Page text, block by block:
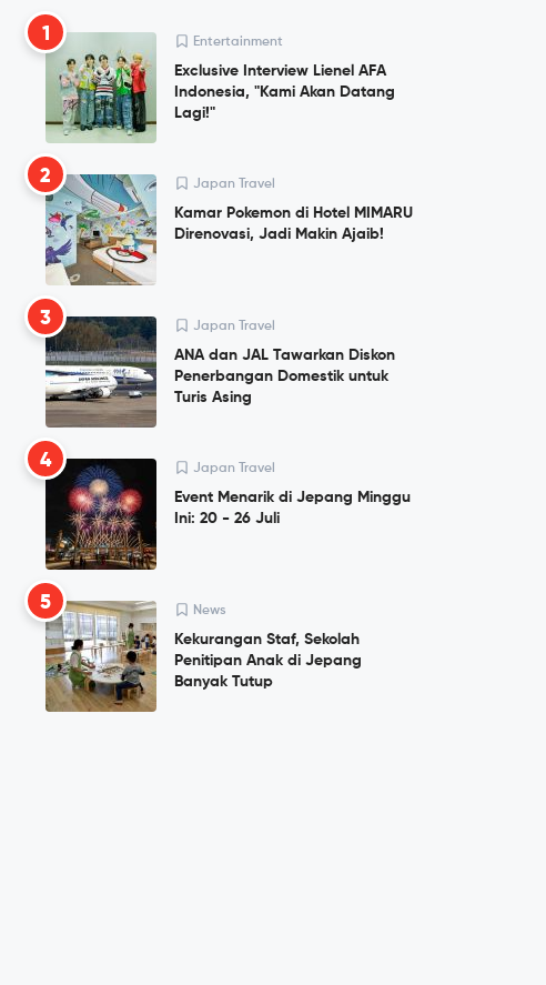
1 Entertainment
Exclusive Interview Lienel AFA
Indonesia, "Kami Akan Datang
Lagi!"
2 Japan Travel
Kamar Pokemon di Hotel MIMARU
Direnovasi, Jadi Makin Ajaib!
3 Japan Travel
ANA dan JAL Tawarkan Diskon
Penerbangan Domestik untuk
Turis Asing
4 Japan Travel
Event Menarik di Jepang Minggu
Ini: 20 - 26 Juli
5 News
Kekurangan Staf, Sekolah
Penitipan Anak di Jepang
Banyak Tutup